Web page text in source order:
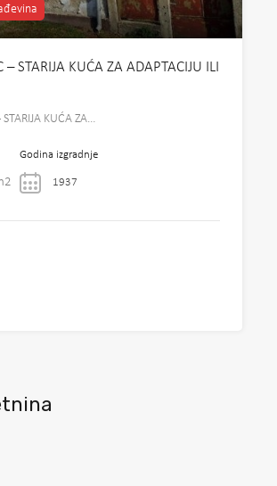
– STARIJA KUĆA ZA ADAPTACIJU ILI
KUĆA ZA…
Godina izgradnje
1937